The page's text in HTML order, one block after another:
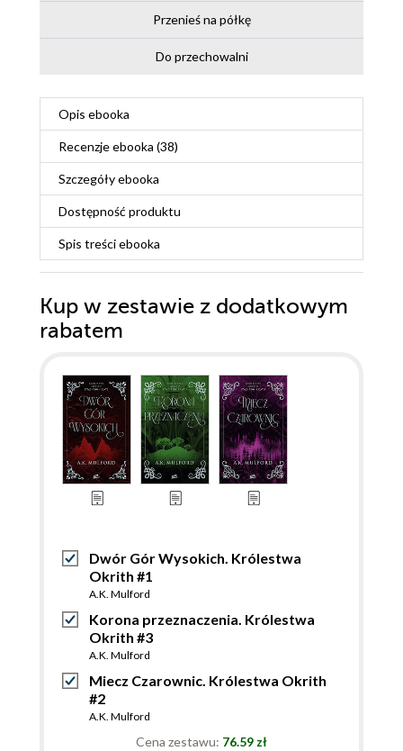
Przenieś na półkę
Do przechowalni
Opis ebooka
Recenzjeebooka (38)
Szczegółyebooka
Dostępność produktu
Spis treściebooka
Kup w zestawie z dodatkowym
rabatem
Dwór Gór Wysokich. Królestwa
Okrith #1
A.K. Mulford
Korona przeznaczenia. Królestwa
Okrith #3
A.K. Mulford
Miecz Czarownic. Królestwa Okrith
#2
A.K. Mulford
Cena zestawu: 76.59 zł